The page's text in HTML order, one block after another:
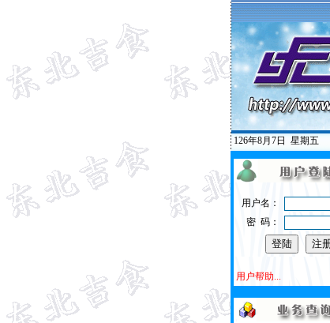
126年8月7日 星期五
用户名：
密 码：
用户帮助...